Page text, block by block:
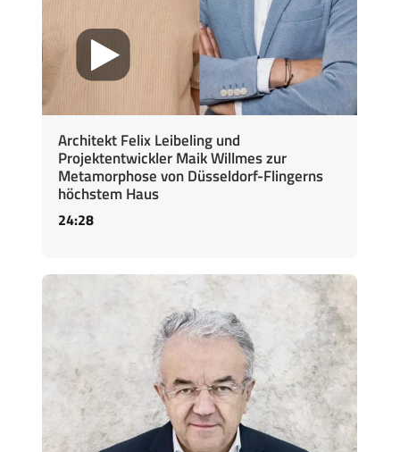
Architekt Felix Leibeling und
Projektentwickler Maik Willmes zur
Metamorphose von Düsseldorf-Flingerns
höchstem Haus
24:28